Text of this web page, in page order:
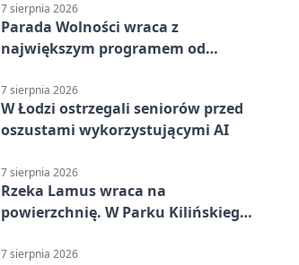
7 sierpnia 2026
Parada Wolności wraca z
największym programem od
platform
7 sierpnia 2026
W Łodzi ostrzegali seniorów przed
oszustami wykorzystującymi AI
7 sierpnia 2026
Rzeka Lamus wraca na
powierzchnię. W Parku Kilińskiego
7 sierpnia 2026